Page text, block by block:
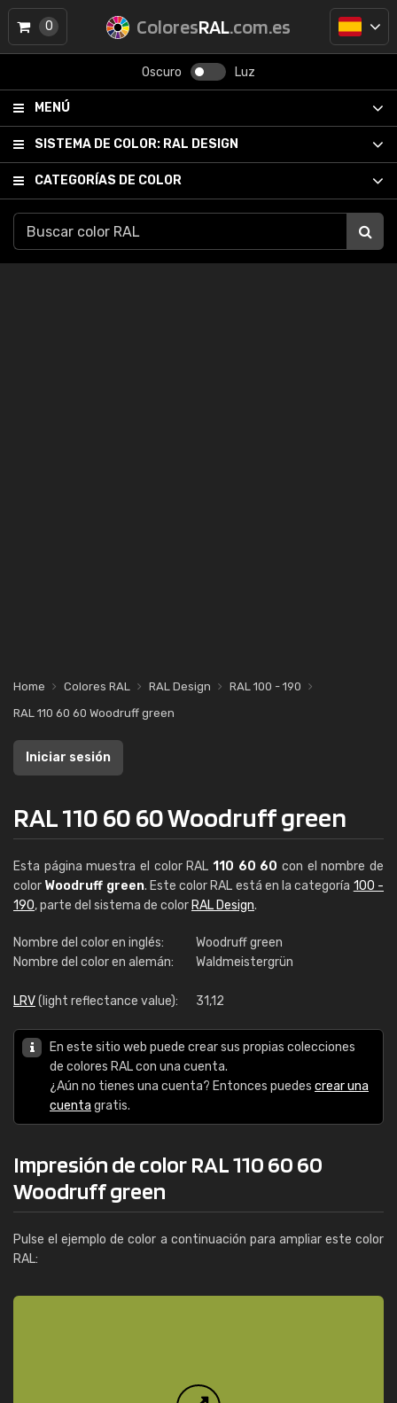
ColoresRAL.com.es
Oscuro Luz
MENÚ
SISTEMA DE COLOR: RAL DESIGN
CATEGORÍAS DE COLOR
0
Home Colores RAL RAL Design
RAL 100 - 190
RAL 110 60 60 Woodruff green
Iniciar sesión
RAL 110 60 60 Woodruff green
Esta página muestra el color RAL 110 60 60 con el nombre de
color Woodruff green. Este color RAL está en la categoría 100 -
190, parte del sistema de color RAL Design.
Nombre del color en inglés:
Woodruff green
Nombre del color en alemán:
Waldmeistergrün
LRV(light reflectance value): 31,12
En este sitio web puede crear sus propias colecciones
de colores RAL con una cuenta.
¿Aún no tienes una cuenta? Entonces puedes crear una
cuenta gratis.
Impresión de color RAL 110 60 60
Woodruff green
Pulse el ejemplo de color a continuación para ampliar este color
RAL: